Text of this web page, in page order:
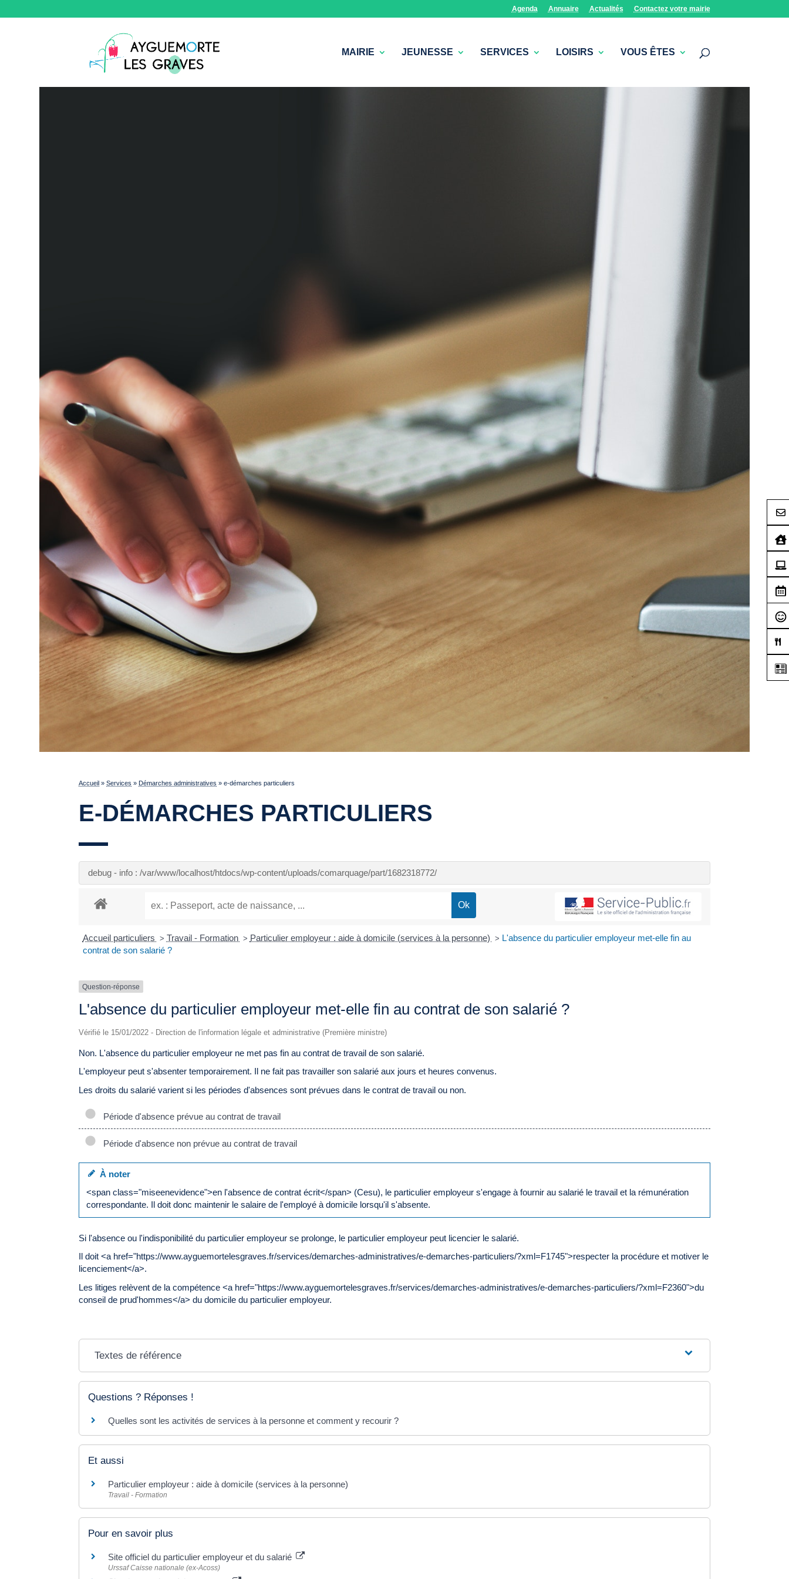
Agenda Annuaire Actualités Contactez votre mairie
MAIRIE JEUNESSE SERVICES LOISIRS VOUS ÊTES
Accueil »Services » Démarches administratives »e-démarches particuliers
E-DÉMARCHES PARTICULIERS
debug - info : /var/www/localhost/htdocs/wp-content/uploads/comarquage/part/1682318772/
Accueil particuliers > Travail - Formation > Particulier employeur : aide à domicile (services à la personne) > L'absence du particulier employeur met-elle fin au
contrat de son salarié ?
Question-réponse
L'absence du particulier employeur met-elle fin au contrat de son salarié ?
Vérifié le 15/01/2022 - Direction de l'information légale et administrative (Première ministre)
Non. L'absence du particulier employeur ne met pas fin au contrat de travail de son salarié.
L'employeur peut s'absenter temporairement. Il ne fait pas travailler son salarié aux jours et heures convenus.
Les droits du salarié varient si les périodes d'absences sont prévues dans le contrat de travail ou non.
Période d'absence prévue au contrat de travail
Période d'absence non prévue au contrat de travail
À noter
<span class="miseenevidence">en l'absence de contrat écrit</span> (Cesu), le particulier employeur s'engage à fournir au salarié le travail et la rémunération
correspondante. Il doit donc maintenir le salaire de l'employé à domicile lorsqu'il s'absente.
Si l'absence ou l'indisponibilité du particulier employeur se prolonge, le particulier employeur peut licencier le salarié.
Il doit <a href="https://www.ayguemortelesgraves.fr/services/demarches-administratives/e-demarches-particuliers/?xml=F1745">respecter la procédure et motiver le
licenciement</a>.
Les litiges relèvent de la compétence <a href="https://www.ayguemortelesgraves.fr/services/demarches-administratives/e-demarches-particuliers/?xml=F2360">du
conseil de prud'hommes</a> du domicile du particulier employeur.
Textes de référence
Questions ? Réponses !
Quelles sont les activités de services à la personne et comment y recourir ?
Et aussi
Particulier employeur : aide à domicile (services à la personne)
Travail - Formation
Pour en savoir plus
Site officiel du particulier employeur et du salarié
Urssaf Caisse nationale (ex-Acoss)